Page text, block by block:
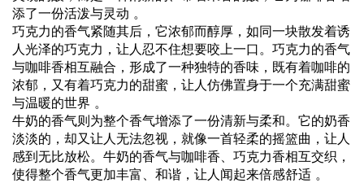
添了一份活泼与灵动 。
巧克力的香气紧随其后，它浓郁而醇厚，如同一块散发着诱
人光泽的巧克力，让人忍不住想要咬上一口。巧克力的香气
与咖啡香相互融合，形成了一种独特的香味，既有着咖啡的
浓郁，又有着巧克力的甜蜜，让人仿佛置身于一个充满甜蜜
与温暖的世界 。
牛奶的香气则为整个香气增添了一份清新与柔和。它的奶香
淡淡的，却又让人无法忽视，就像一首轻柔的摇篮曲，让人
感到无比放松。牛奶的香气与咖啡香、巧克力香相互交织，
使得整个香气更加丰富、和谐，让人闻起来倍感舒适 。